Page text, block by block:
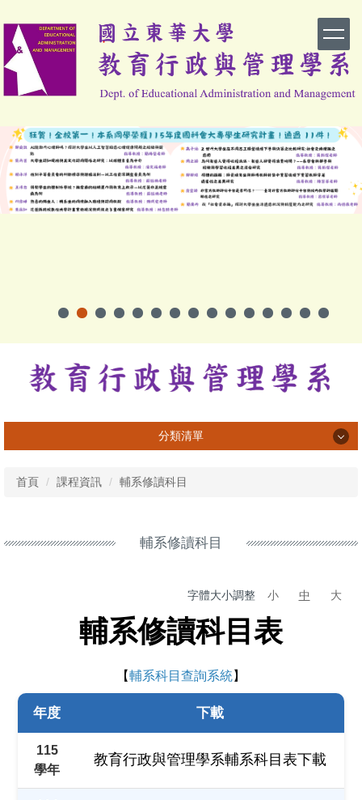
到
主
要
內
容
分類清單
法規表單
首頁 課程資訊 輔系修讀科目
輔系修讀科目
字體大小調整 小 中 大
輔系修讀科目表
【輔系科目查詢系統】
年度 下載
115
學年
教育行政與管理學系輔系科目表下載